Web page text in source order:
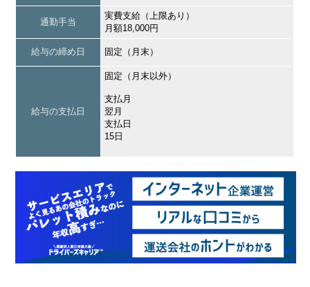
通勤手当
実費支給（上限あり）
月額18,000円
給与の締め日 固定（月末）
給与の支払日
固定（月末以外）
支払月
翌月
支払日
15日